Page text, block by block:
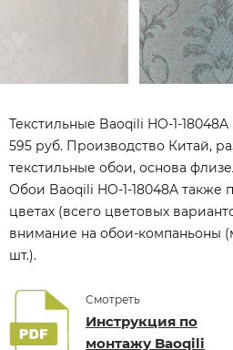
Текстильные Baoqili HO-1-
595 руб. Производство Китай,
текстильные обои, основа
Обои Baoqili HO-1-18048A также
цветах (всего цветовых
внимание на обои-компаньоны
шт.).
Смотреть
Инструкция по
монтажу Baoqili